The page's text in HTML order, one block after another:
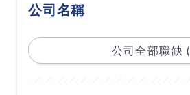
公司名稱
公司全部職缺